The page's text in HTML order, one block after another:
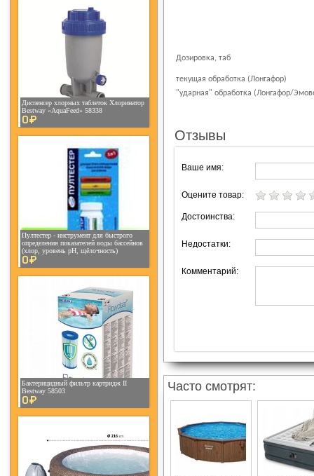
Диспенсер хлорных таблеток Хлоринатор
Bestway «AquaFeed» 58338
0¤
Пултестер - инструмент для быстрого
определения показателей воды бассейнов
(хлор, уровень рН, щёлочность)
0¤
Бактерицидный фильтр картридж II
Bestway 58503
0¤
Дозировка, таб
текущая обработка (Лонгафор)
"ударная" обработка (Лонгафор/
Отзывы
Ваше имя:
Оцените товар:
Достоинства:
Недостатки:
Комментарий:
Часто смотрят: